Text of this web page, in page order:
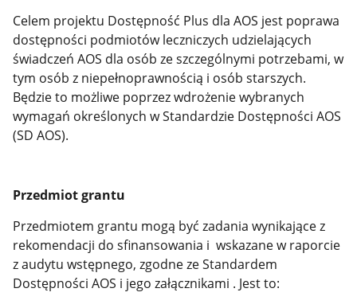
Celem projektu Dostępność Plus dla AOS jest poprawa
dostępności podmiotów leczniczych udzielających
świadczeń AOS dla osób ze szczególnymi potrzebami, w
tym osób z niepełnoprawnością i osób starszych.
Będzie to możliwe poprzez wdrożenie wybranych
wymagań określonych w Standardzie Dostępności AOS
(SD AOS).
Przedmiot grantu
Przedmiotem grantu mogą być zadania wynikające z
rekomendacji do sfinansowania i wskazane w raporcie
z audytu wstępnego, zgodne ze Standardem
Dostępności AOS i jego załącznikami . Jest to: